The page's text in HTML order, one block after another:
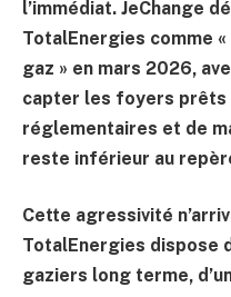
l’immédiat. JeChange
TotalEnergies comme
gaz » en mars 2026,
capter les foyers prêts
réglementaires et de
reste inférieur au
Cette agressivité
TotalEnergies dispose
gaziers long terme,